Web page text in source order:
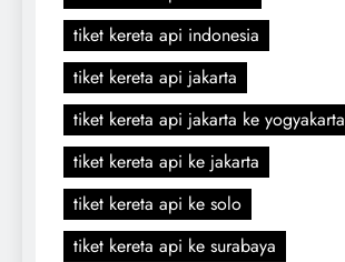
tiket kereta api indonesia
tiket kereta api jakarta
tiket kereta api jakarta ke yogyakarta
tiket kereta api ke jakarta
tiket kereta api ke solo
tiket kereta api ke surabaya